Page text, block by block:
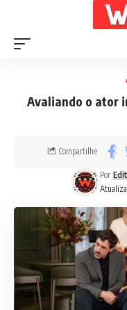
Avaliando o ator
Por
Compartilhe